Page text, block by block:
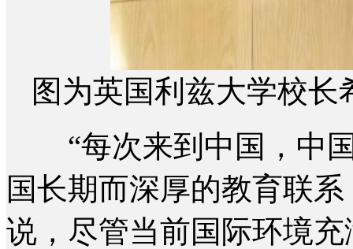
图为英国利兹大学校长
“每次来到中国，中国
国长期而深厚的教育联
说，尽管当前国际环境